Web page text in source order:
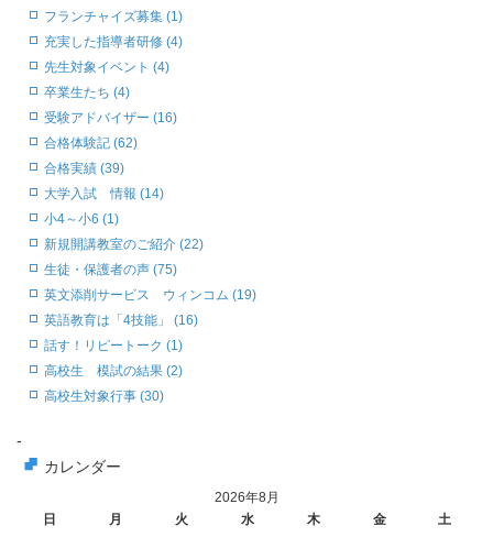
フランチャイズ募集 (1)
充実した指導者研修 (4)
先生対象イベント (4)
卒業生たち (4)
受験アドバイザー (16)
合格体験記 (62)
合格実績 (39)
大学入試 情報 (14)
小4～小6 (1)
新規開講教室のご紹介 (22)
生徒・保護者の声 (75)
英文添削サービス ウィンコム (19)
英語教育は「4技能」 (16)
話す！リピートーク (1)
高校生 模試の結果 (2)
高校生対象行事 (30)
-
カレンダー
2026年8月
日
月 火 水 木 金
土